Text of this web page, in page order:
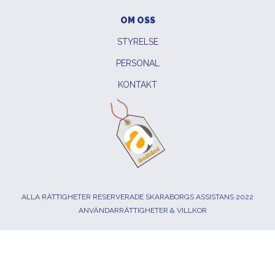
OM OSS
STYRELSE
PERSONAL
KONTAKT
ALLA RÄTTIGHETER RESERVERADE SKARABORGS ASSISTANS 2022
ANVÄNDARRÄTTIGHETER & VILLKOR